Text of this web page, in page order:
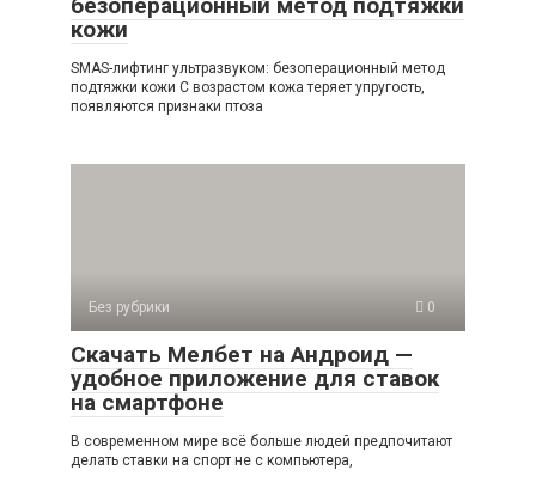
кожи
SMAS-лифтинг ультразвуком: безоперационный метод
подтяжки кожи С возрастом кожа теряет упругость,
появляются признаки птоза
Без рубрики 0
Скачать Мелбет на Андроид —
удобное приложение для ставок
на смартфоне
В современном мире всё больше людей предпочитают
делать ставки на спорт не с компьютера,